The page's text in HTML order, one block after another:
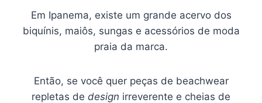
Em Ipanema, existe um grande acervo dos
biquínis, maiôs, sungas e acessórios de moda
praia da marca.
Então, se você quer peças de beachwear
repletas de design irreverente e cheias de